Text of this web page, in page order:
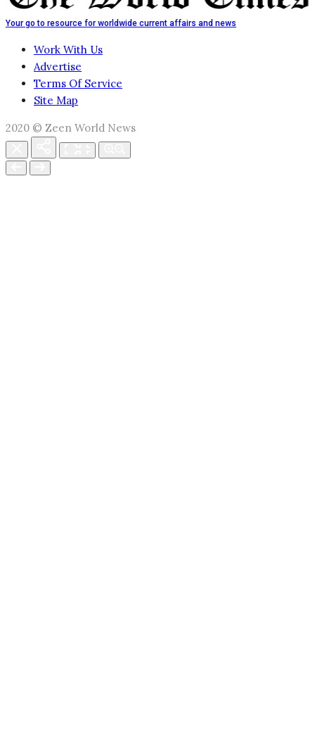
Your go to resource for worldwide current affairs and news
Work With Us
Advertise
Terms Of Service
Site Map
2020 © Zeen World News